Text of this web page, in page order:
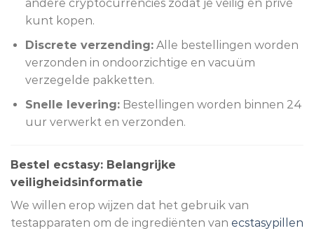
andere cryptocurrencies zodat je veilig en privé
kunt kopen.
Discrete verzending:Alle bestellingen worden
verzonden in ondoorzichtige en vacuüm
verzegelde pakketten.
Snelle levering:Bestellingen worden binnen 24
uur verwerkt en verzonden.
Bestel ecstasy: Belangrijke
veiligheidsinformatie
We willen erop wijzen dat het gebruik van
testapparaten om de ingrediënten van ecstasypillen